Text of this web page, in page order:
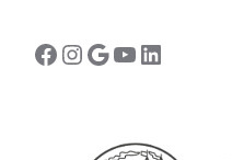
Facebook
Instagram
Google
YouTube
LinkedIn